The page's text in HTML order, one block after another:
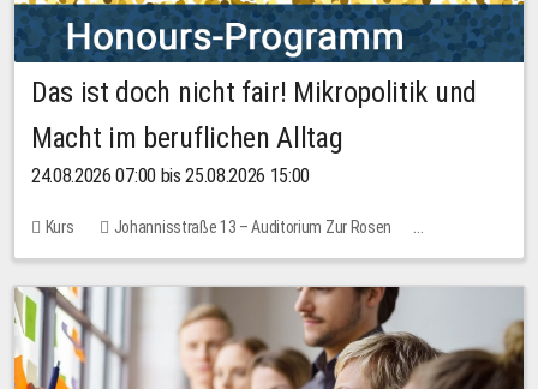
Das ist doch nicht fair! Mikropolitik und
Macht im beruflichen Alltag
24.08.2026 07:00 bis 25.08.2026 15:00
Kurs
Johannisstraße 13 – Auditorium Zur Rosen
Keine freien Plätze